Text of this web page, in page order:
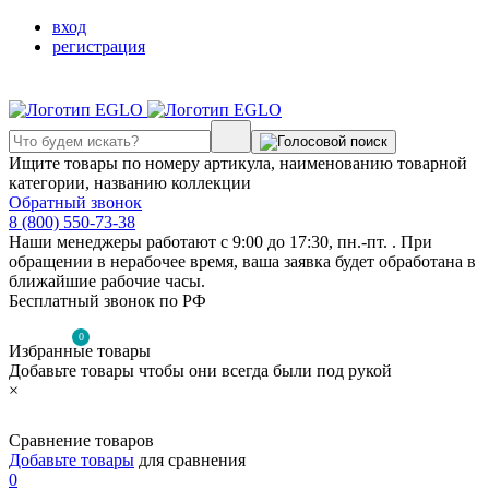
вход
регистрация
Ищите товары по номеру артикула, наименованию товарной
категории, названию коллекции
Обратный звонок
8 (800) 550-73-38
Наши менеджеры работают с 9:00 до 17:30, пн.-пт. . При
обращении в нерабочее время, ваша заявка будет обработана в
ближайшие рабочие часы.
Бесплатный звонок по РФ
0
Избранные товары
Добавьте товары чтобы они всегда были под рукой
×
Сравнение товаров
Добавьте товары для сравнения
0